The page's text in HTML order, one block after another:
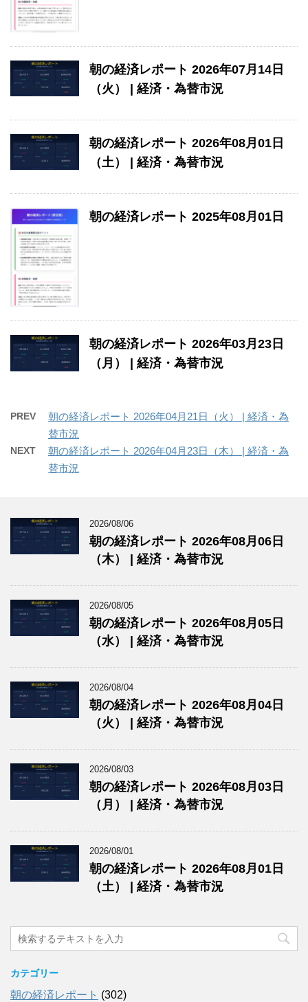
朝の経済レポート 2026年07月14日
（火） | 経済・為替市況
朝の経済レポート 2026年08月01日
（土） | 経済・為替市況
朝の経済レポート 2025年08月01日
朝の経済レポート 2026年03月23日
（月） | 経済・為替市況
PREV
朝の経済レポート 2026年04月21日（火） | 経済・為
替市況
NEXT
朝の経済レポート 2026年04月23日（木） | 経済・為
替市況
2026/08/06
朝の経済レポート 2026年08月06日
（木） | 経済・為替市況
2026/08/05
朝の経済レポート 2026年08月05日
（水） | 経済・為替市況
2026/08/04
朝の経済レポート 2026年08月04日
（火） | 経済・為替市況
2026/08/03
朝の経済レポート 2026年08月03日
（月） | 経済・為替市況
2026/08/01
朝の経済レポート 2026年08月01日
（土） | 経済・為替市況
カテゴリー
朝の経済レポート (302)